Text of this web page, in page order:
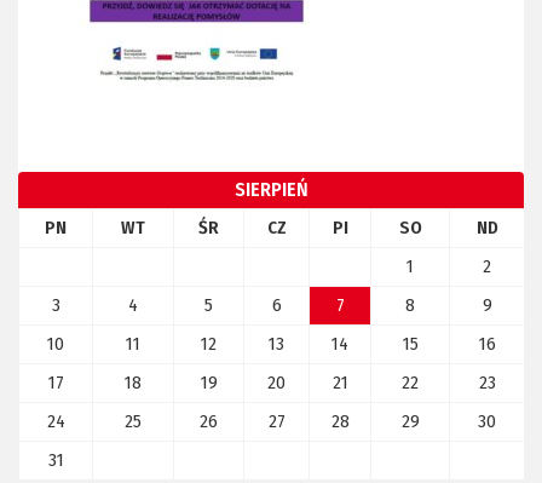
SIERPIEŃ
PN WT ŚR CZ PI SO
ND
1
2
3
4 5 6 7 8
9
10
11 12 13 14 15
16
17
18 19 20 21 22
23
24
25 26 27 28 29
30
31